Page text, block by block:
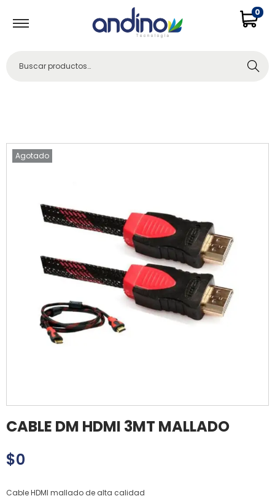
0
Buscar
Agotado
CABLE DM HDMI 3MT MALLADO
$0
Cable HDMI mallado de alta calidad